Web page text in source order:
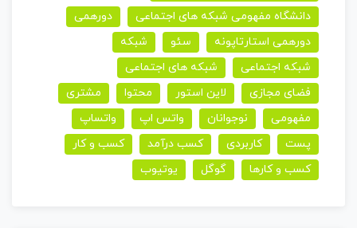
دانشگاه مفهومی شبکه های اجتماعی
دورهمی
دورهمی استارتاپونه
سئو
شبکه
شبکه اجتماعی
شبکه های اجتماعی
فضای مجازی
لاین استور محتوا
مشتری
مفهومی
نوجوانان واتس اپ
واتساپ
پست
کاربردی کسب درآمد
کسب و کار
کسب و کارها
گوگل یوتیوب